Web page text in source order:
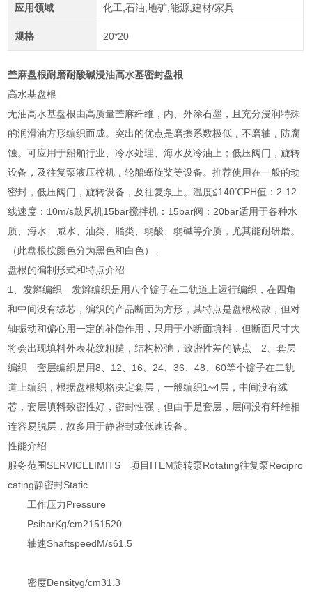
应用领域 化工,石油,地矿,能源,建材/家具
规格 20*20
苎麻盘根耐磨耐酸碱浸油高水基密封盘根
高水基盘根
无油高水基盘根由高质量苎麻纤维，内、外涂石墨，且充分浸润特殊
的润滑油方形编织而成。突出的优点是磨擦系数极低，不磨轴，防腐
蚀。可应用于船舶行业、冷水处理、海水及冷油上；低压阀门，旋转
设备，及往复泵液压榨机，轮船螺旋桨等设备。推荐使用在一般的动
密封，低压阀门，旋转设备，及往复泵上。温度≦140℃PH值：2-12
线速度：10m/s鼓风机15bar搅拌机：15bar阀：20bar适用于各种水
质、海水、咸水、油类、脂类、弱酸、弱碱等介质，尤其能耐研磨。
（此盘根按颜色分为黑色和白色）。
盘根的编制形式和特点介绍
1、发辫编织 发辫编织是用八个锭子在二轨道上运行编织，在四角
和中间没有绒芯，编织的产品断面为方形，其特点是盘根松散，但对
轴振动和偏心用一定的补偿作用，只用于小断面填料，但断面尺寸大
将会出现填料外表花纹粗糙，结构松弛，致密性差的缺点 2、套层
编织 套层编织是用8、12、16、24、36、48、60等个锭子在二轨
道上编织，根据盘根规格决定套层，一般编织1~4层，中间没有绒
芯，套层填料致密性好，密封性强，但由于是套层，层间没有纤维相
连容易脱层，故多用于静密封或低速设备。
性能介绍
服务范围SERVICELIMITS 项目ITEM旋转泵Rotating往复泵Recipro
cating静密封Static
工作压力Pressure
PsibarKg/cm2151520
轴速ShaftspeedM/s61.5
密度Densityg/cm31.3